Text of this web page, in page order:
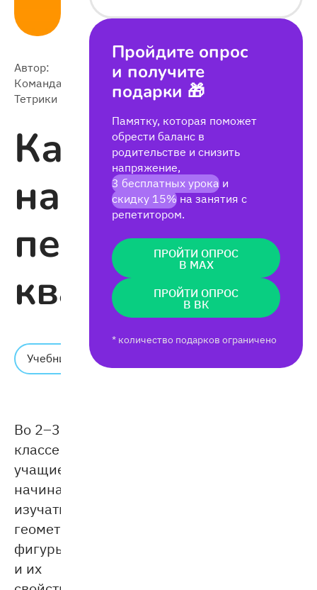
Автор:
Команда
Тетрики
40 392
Как
найти
периметр
квадрата
Учебник
Время
чтения:
Во 2–3
классе
учащиеся
начинают
изучать
геометрические
фигуры
и их
Пройдите опрос
и получите
подарки 🎁
Памятку, которая поможет
обрести баланс в
родительстве и снизить
напряжение,
3 бесплатных урока и
скидку 15%на занятия с
репетитором.
ПРОЙТИ ОПРОС
В MAX
ПРОЙТИ ОПРОС
В ВК
* количество подарков ограничено